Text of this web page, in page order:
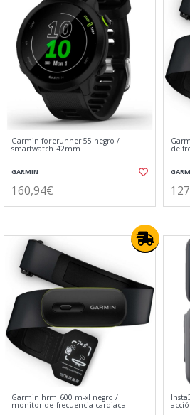
Garmin forerunner 55 negro /
smartwatch 42mm
GARMIN
160,94€
de
Garmin hrm 600 m-xl negro /
monitor de frecuencia cardiaca